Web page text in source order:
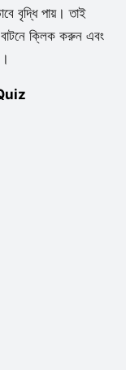
বৃদ্ধি পায়। তাই
ক্লিক করুন এবং